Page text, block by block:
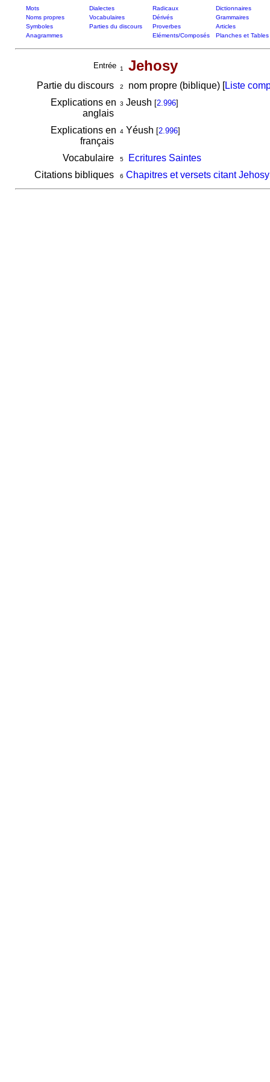
Mots Dialectes Radicaux
Dictionnaires
Noms propres
Vocabulaires Dérivés
Grammaires
Symboles
Parties du discours Proverbes
Articles
Anagrammes
Eléments/Composés Planches et Tables
Entrée 1 Jehosy
Partie du discours 2 nom propre (biblique) [Liste
Explications en
anglais
3 Jeush [2.996]
Explications en
français
4Yéush [2.996]
Vocabulaire 5
Ecritures Saintes
Citations bibliques
6 Chapitres et versets citant Jehosy